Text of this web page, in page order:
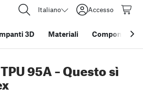
Italiano Accesso
3D Materiali Componenti e
95A – Questo sì